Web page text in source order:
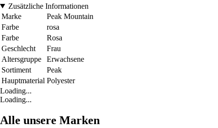
Zusätzliche Informationen
Marke
Peak Mountain
Farbe
rosa
Farbe
Rosa
Geschlecht
Frau
Altersgruppe
Erwachsene
Sortiment
Peak
Hauptmaterial Polyester
Loading...
Loading...
Alle unsere Marken